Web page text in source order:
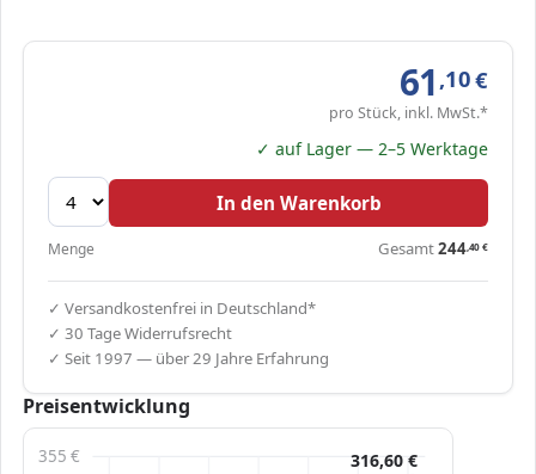
61,10€
pro Stück, inkl. MwSt.*
✓ auf Lager — 2–5 Werktage
In den Warenkorb
Menge Gesamt244,40€
✓ Versandkostenfrei in Deutschland*
✓ 30 Tage Widerrufsrecht
✓ Seit 1997 — über 29 Jahre Erfahrung
Preisentwicklung
355 € 316,60 €